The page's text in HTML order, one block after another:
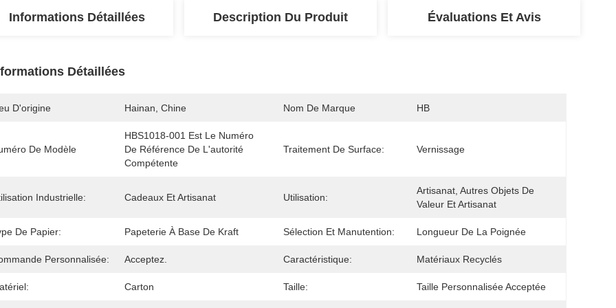
Informations Détaillées Description Du Produit Évaluations Et Avis
Détaillées
D'origine Hainan, Chine Nom De Marque HB
De Modèle
HBS1018-001 Est Le Numéro
De Référence De L'autorité
Compétente
Traitement De Surface: Vernissage
Industrielle: Cadeaux Et Artisanat Utilisation:
Artisanat, Autres Objets De
Valeur Et Artisanat
De Papier: Papeterie À Base De Kraft Sélection Et Manutention: Longueur De La Poignée
Personnalisée: Acceptez. Caractéristique: Matériaux Recyclés
Carton Taille: Taille Personnalisée Acceptée